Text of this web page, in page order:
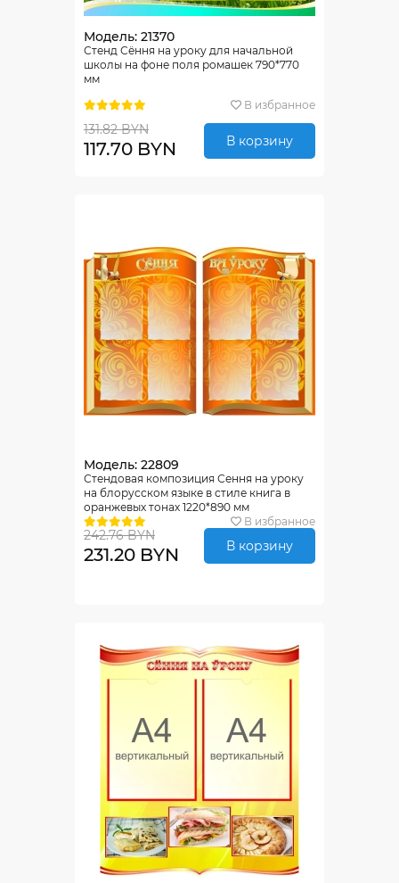
Модель: 21370
Стенд Сёння на уроку для начальной
школы на фоне поля ромашек 790*770
мм
В избранное
131.82 BYN
117.70 BYN В корзину
Модель: 22809
Стендовая композиция Сення на уроку
на блорусском языке в стиле книга в
оранжевых тонах 1220*890 мм
В избранное
242.76 BYN
231.20 BYN В корзину